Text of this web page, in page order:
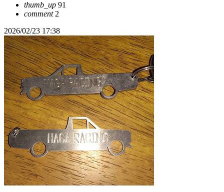
thumb_up 91
comment2
2026/02/23 17:38